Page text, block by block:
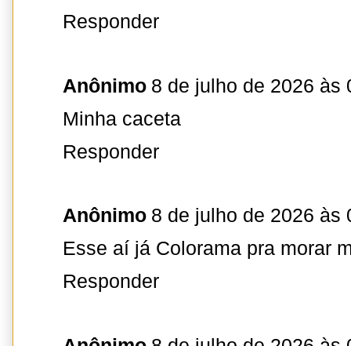
Responder
Anônimo 8 de julho de 2026 às
Minha caceta
Responder
Anônimo 8 de julho de 2026 às
Esse aí já Colorama pra morar
Responder